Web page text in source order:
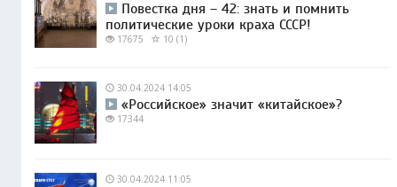
Повестка дня – 42: знать и помнить
политические уроки краха СССР!
17675 10 (1)
30.04.2024 14:05
«Российское» значит «китайское»?
17344
30.04.2024 11:05